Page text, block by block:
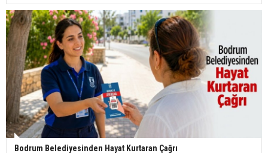
Bodrum Belediyesinden Hayat Kurtaran Çağrı